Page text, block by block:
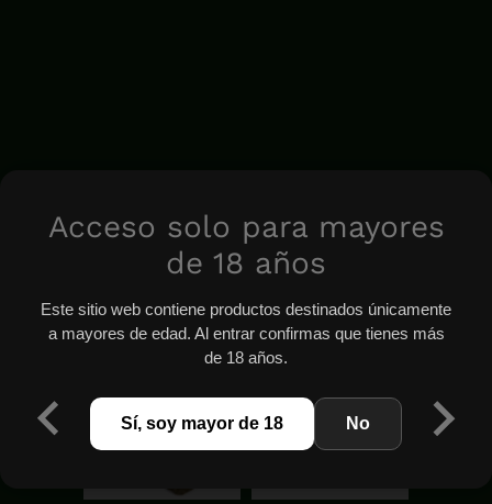
Acceso solo para mayores
de 18 años
Este sitio web contiene productos destinados únicamente
a mayores de edad. Al entrar confirmas que tienes más
de 18 años.
Sí, soy mayor de 18 No